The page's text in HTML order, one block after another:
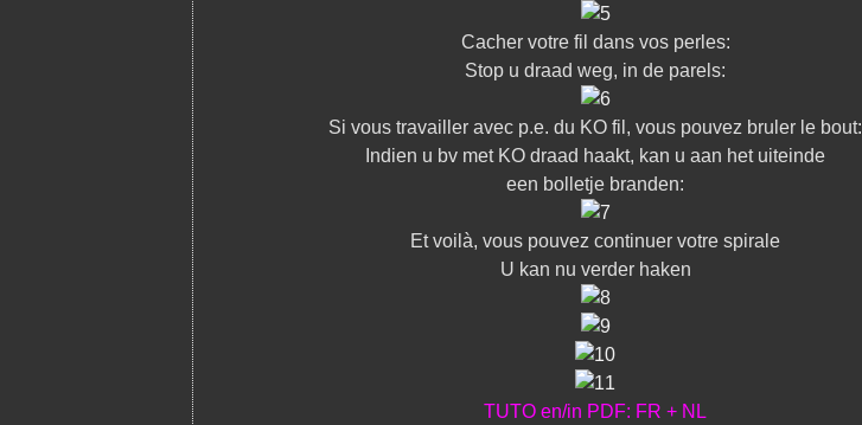
Cacher votre fil dans vos perles:
Stop u draad weg, in de parels:
Si vous travailler avec p.e. du KO fil, vous pouvez bruler le bout:
Indien u bv met KO draad haakt, kan u aan het uiteinde
een bolletje branden:
Et voilà, vous pouvez continuer votre spirale
U kan nu verder haken
TUTO en/in PDF: FR + NL